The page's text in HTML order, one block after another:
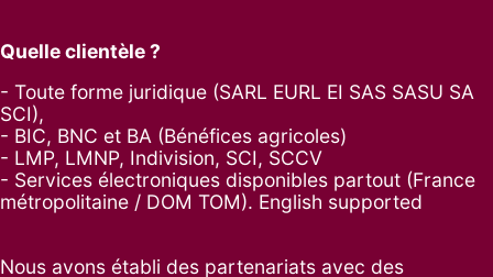
Quelle clientèle ?
- Toute forme juridique (SARL EURL EI SAS SASU SA
SCI),
- BIC, BNC et BA (Bénéfices agricoles)
- LMP, LMNP, Indivision, SCI, SCCV
- Services électroniques disponibles partout (France
métropolitaine / DOM TOM). English supported
Nous avons établi des partenariats avec des